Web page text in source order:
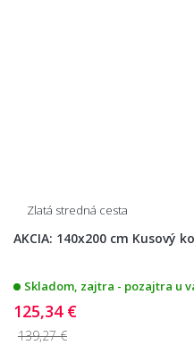
Zlatá stredná cesta
AKCIA: 140x200 cm Kusový
Skladom, zajtra - pozajtra u
125,34 €
139,27 €